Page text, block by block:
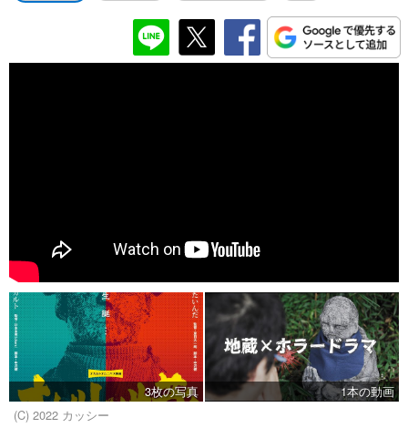
3枚の写真
1本の動画
(C) 2022 カッシー